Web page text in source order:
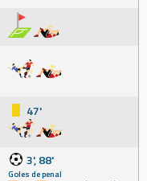
47'
3', 88'
Goles de penal